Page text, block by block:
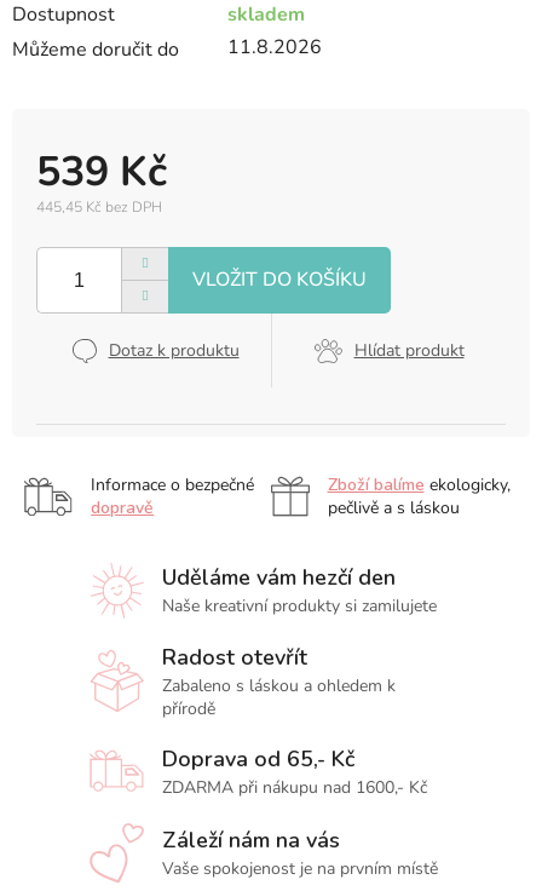
Dostupnost
skladem
Můžeme doručit do
11.8.2026
539 Kč
445,45 Kč bez DPH
cena:
Dotaz k produktu Hlídat produkt
Informace o bezpečné
dopravě
Zboží balíme ekologicky,
pečlivě a s láskou
Uděláme vám hezčí den
Naše kreativní produkty si zamilujete
Radost otevřít
Zabaleno s láskou a ohledem k
přírodě
Doprava od 65,- Kč
ZDARMA při nákupu nad 1600,- Kč
Záleží nám na vás
Vaše spokojenost je na prvním místě